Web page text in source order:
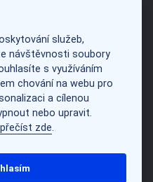
ředitel
Vision.
specializuje na
právě v oblasti soft
názvy kurzů,
Management,
v konfliktních
emocí,
rozvoj
služeb,
návštěvnosti soubory
s využíváním
chování na webu pro
a cílenou
nebo upravit.
zde.